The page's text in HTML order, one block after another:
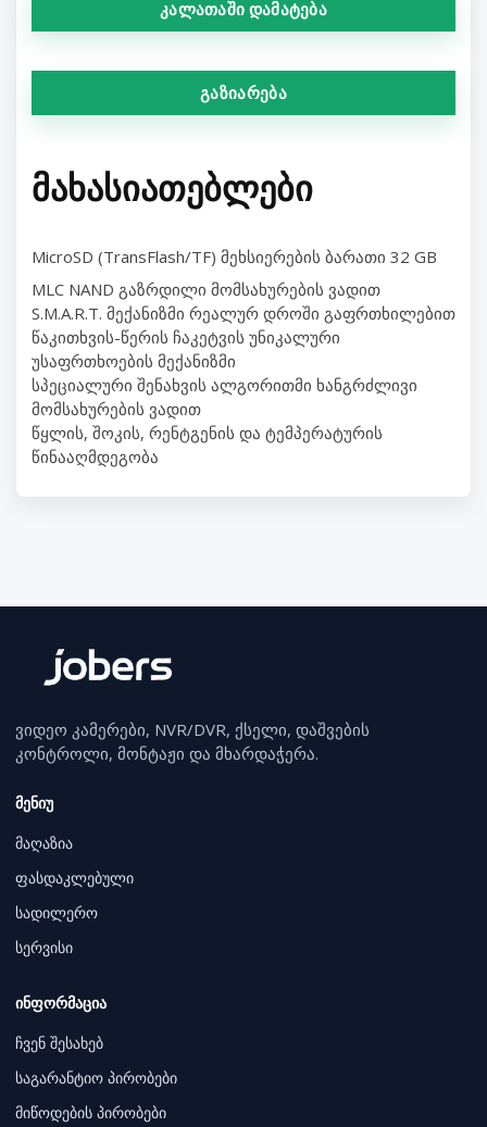
კალათაში დამატება
გაზიარება
ᲛᲐᲮᲐᲡᲘᲐᲗᲔᲑᲚᲔᲑᲘ
MicroSD (TransFlash/TF) მეხსიერების ბარათი 32 GB
MLC NAND გაზრდილი მომსახურების ვადით
S.M.A.R.T. მექანიზმი რეალურ დროში გაფრთხილებით
წაკითხვის-წერის ჩაკეტვის უნიკალური
უსაფრთხოების მექანიზმი
სპეციალური შენახვის ალგორითმი ხანგრძლივი
მომსახურების ვადით
წყლის, შოკის, რენტგენის და ტემპერატურის
წინააღმდეგობა
ვიდეო კამერები, NVR/DVR, ქსელი, დაშვების
კონტროლი, მონტაჟი და მხარდაჭერა.
მენიუ
მაღაზია
ფასდაკლებული
სადილერო
სერვისი
ინფორმაცია
ჩვენ შესახებ
საგარანტიო პირობები
მიწოდების პირობები